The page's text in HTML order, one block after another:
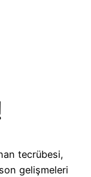
tecrübesi,
gelişmeleri